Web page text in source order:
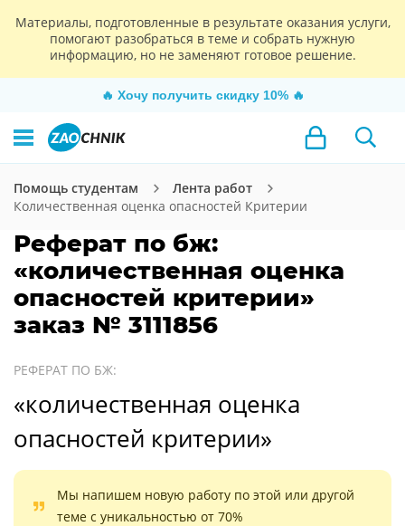
Материалы, подготовленные в результате оказания услуги,
помогают разобраться в теме и собрать нужную
информацию, но не заменяют готовое решение.
🔥 Хочу получить скидку 10% 🔥
Помощь студентам
Лента работ
Количественная оценка опасностей Критерии
Реферат по бж:
«количественная оценка
опасностей критерии»
заказ № 3111856
РЕФЕРАТ ПО БЖ:
«количественная оценка
опасностей критерии»
Мы напишем новую работу по этой или другой
теме с уникальностью от 70%